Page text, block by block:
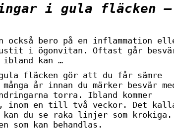
i gula fläcken –
också bero på en inflammation
i ögonvitan. Oftast går
kan …
fläcken gör att du får sämre
år innan du märker besvär
torra. Ibland kommer
inom en till två veckor. Det
du se raka linjer som krokiga.
som kan behandlas.